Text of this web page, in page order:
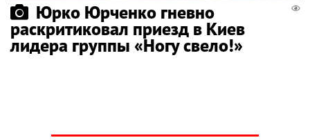
Юрко Юрченко гневно
раскритиковал приезд в Киев
лидера группы «Ногу свело!»